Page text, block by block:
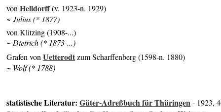
vonHelldorff(v. 1923-n. 1929)
~ Julius (* 1877)
von Klitzing (1908-...)
~ Dietrich (* 1873-...)
Grafen vonUetterodtzum Scharffenberg (1598-n. 1880)
~ Wolf (* 1788)
statistische Literatur:Güter-Adreßbuch für Thüringen- 1923,